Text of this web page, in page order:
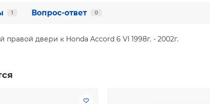
1 Вопрос-ответ 0
двери к Honda Accord 6 VI 1998г. - 2002г.